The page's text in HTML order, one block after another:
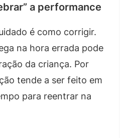
a performance
é como corrigir.
na hora errada pode
da criança. Por
tende a ser feito em
para reentrar na